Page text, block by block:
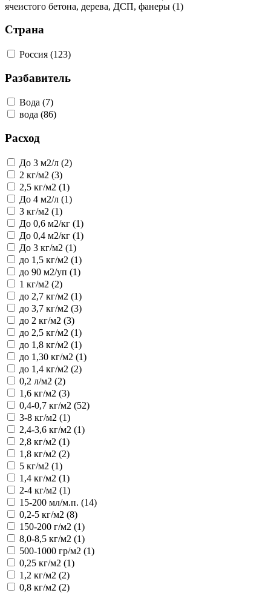
ячеистого бетона, дерева, ДСП, фанеры (1)
Страна
Россия (123)
Разбавитель
Вода (7)
вода (86)
Расход
До 3 м2/л (2)
2 кг/м2 (3)
2,5 кг/м2 (1)
До 4 м2/л (1)
3 кг/м2 (1)
До 0,6 м2/кг (1)
До 0,4 м2/кг (1)
До 3 кг/м2 (1)
до 1,5 кг/м2 (1)
до 90 м2/уп (1)
1 кг/м2 (2)
до 2,7 кг/м2 (1)
до 3,7 кг/м2 (3)
до 2 кг/м2 (3)
до 2,5 кг/м2 (1)
до 1,8 кг/м2 (1)
до 1,30 кг/м2 (1)
до 1,4 кг/м2 (2)
0,2 л/м2 (2)
1,6 кг/м2 (3)
0,4-0,7 кг/м2 (52)
3-8 кг/м2 (1)
2,4-3,6 кг/м2 (1)
2,8 кг/м2 (1)
1,8 кг/м2 (2)
5 кг/м2 (1)
1,4 кг/м2 (1)
2-4 кг/м2 (1)
15-200 мл/м.п. (14)
0,2-5 кг/м2 (8)
150-200 г/м2 (1)
8,0-8,5 кг/м2 (1)
500-1000 гр/м2 (1)
0,25 кг/м2 (1)
1,2 кг/м2 (2)
0,8 кг/м2 (2)